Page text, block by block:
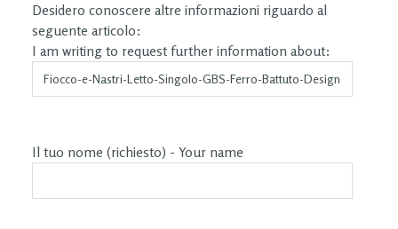
Desidero conoscere altre informazioni riguardo al
seguente articolo:
I am writing to request further information about:
Il tuo nome (richiesto) - Your name